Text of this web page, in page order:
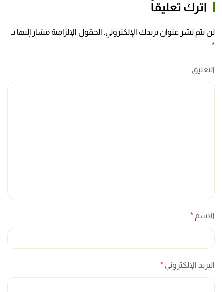
اترك تعليقاً
لن يتم نشر عنوان بريدك الإلكتروني. الحقول الإلزامية مشار إليها بـ
*
التعليق
الاسم *
البريد الإلكتروني *